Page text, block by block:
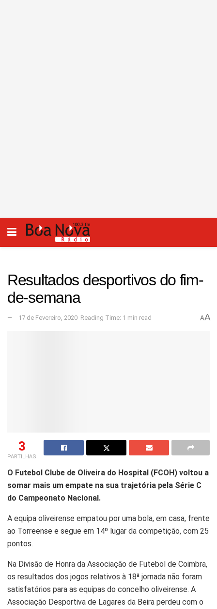
Resultados desportivos do fim-
de-semana
17 de Fevereiro, 2020 Reading Time: 1 min read AA
3
PARTILHAS
O Futebol Clube de Oliveira do Hospital (FCOH) voltou a
somar mais um empate na sua trajetória pela Série C
do Campeonato Nacional.
A equipa oliveirense empatou por uma bola, em casa, frente
ao Torreense e segue em 14º lugar da competição, com 25
pontos.
Na Divisão de Honra da Associação de Futebol de Coimbra,
os resultados dos jogos relativos à 18ª jornada não foram
satisfatórios para as equipas do concelho oliveirense. A
Associação Desportiva de Lagares da Beira perdeu com o